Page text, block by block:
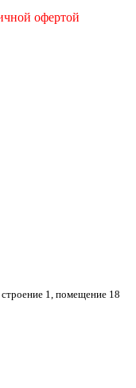
офертой
1, помещение 18